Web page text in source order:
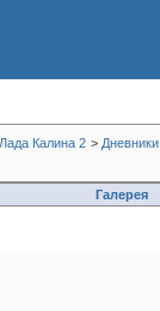
Калина 2 > Дневники
Галерея